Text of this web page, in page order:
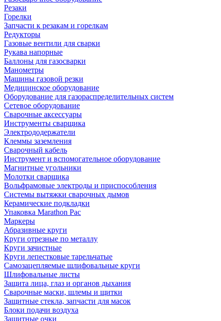
Резаки
Горелки
Запчасти к резакам и горелкам
Редукторы
Газовые вентили для сварки
Рукава напорные
Баллоны для газосварки
Манометры
Машины газовой резки
Медицинское оборудование
Оборудование для газораспределительных систем
Сетевое оборудование
Сварочные аксессуары
Инструменты сварщика
Электрододержатели
Клеммы заземления
Сварочный кабель
Инструмент и вспомогательное оборудование
Магнитные угольники
Молотки сварщика
Вольфрамовые электроды и приспособления
Системы вытяжки сварочных дымов
Керамические подкладки
Упаковка Marathon Pac
Маркеры
Абразивные круги
Круги отрезные по металлу
Круги зачистные
Круги лепестковые тарельчатые
Самозацепляемые шлифовальные круги
Шлифовальные листы
Защита лица, глаз и органов дыхания
Сварочные маски, шлемы и щитки
Защитные стекла, запчасти для масок
Блоки подачи воздуха
Защитные очки